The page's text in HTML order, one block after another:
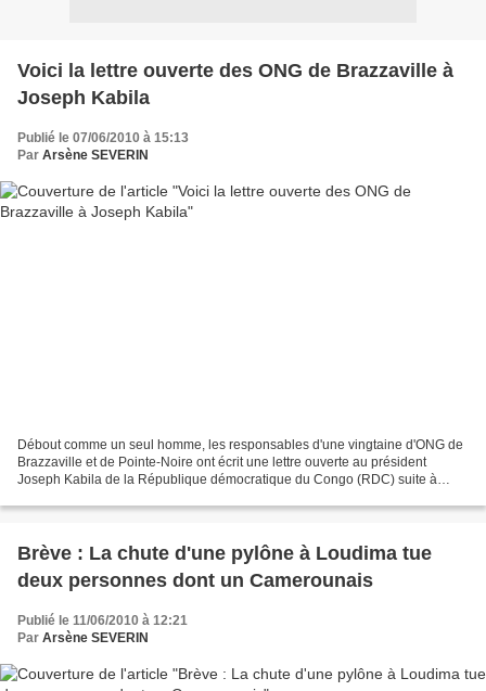
Voici la lettre ouverte des ONG de Brazzaville à
Joseph Kabila
Publié le 07/06/2010 à 15:13
Par Arsène SEVERIN
Débout comme un seul homme, les responsables d'une vingtaine d'ONG de
Brazzaville et de Pointe-Noire ont écrit une lettre ouverte au président
Joseph Kabila de la République démocratique du Congo (RDC) suite à
Brève : La chute d'une pylône à Loudima tue
deux personnes dont un Camerounais
Publié le 11/06/2010 à 12:21
Par Arsène SEVERIN